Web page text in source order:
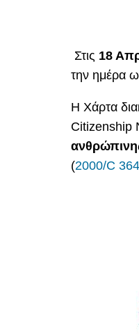
Στις 18
την ημέρα
Η Χάρτα
Citizenship
(2000/C